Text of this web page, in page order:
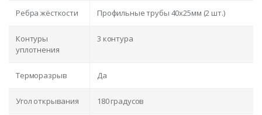
Ребра жёсткости Профильные трубы 40х25мм (2 шт.)
Контуры
уплотнения
3 контура
Терморазрыв Да
Угол открывания 180 градусов